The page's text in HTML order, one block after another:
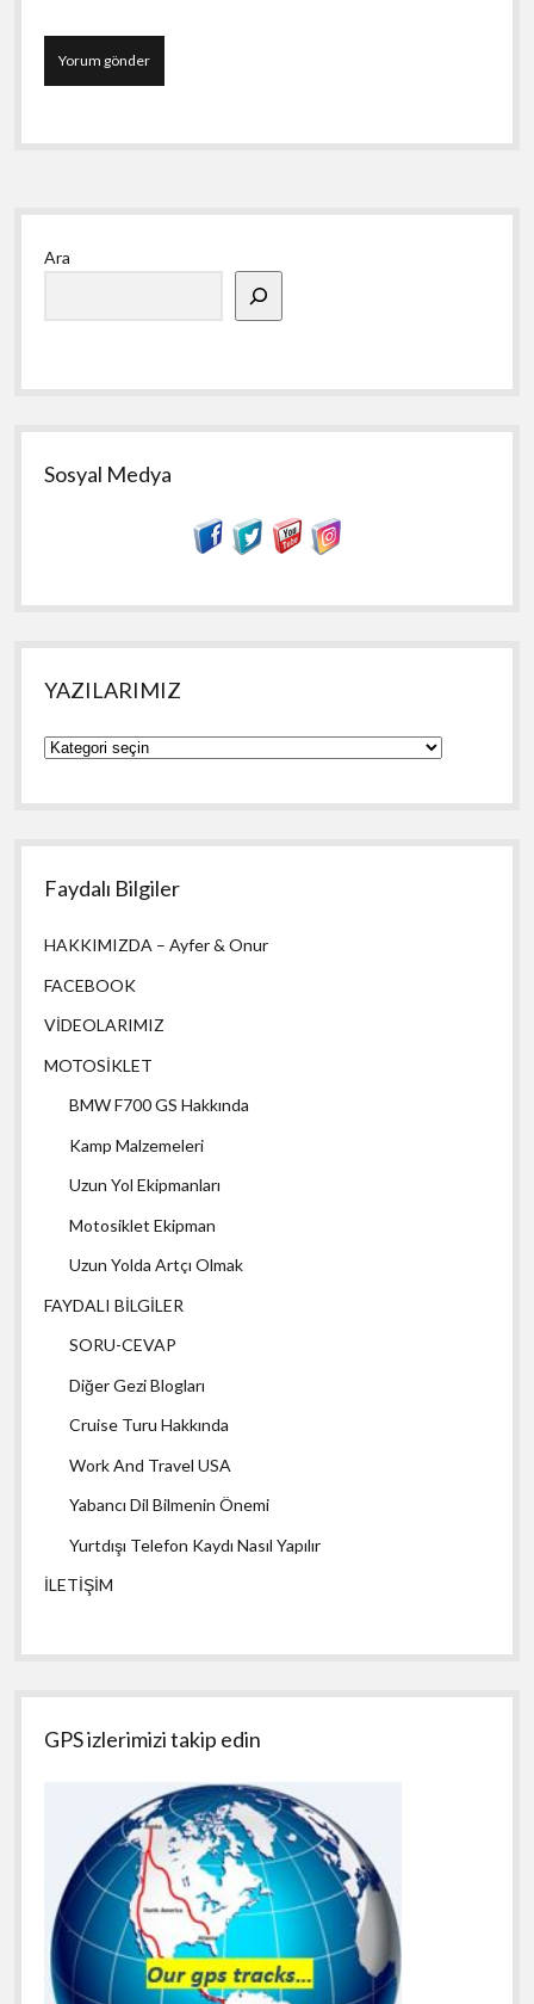
Yan
Menü
Ara
Sosyal Medya
YAZILARIMIZ
YAZILARIMIZ
Faydalı Bilgiler
HAKKIMIZDA – Ayfer & Onur
FACEBOOK
VİDEOLARIMIZ
MOTOSİKLET
BMW F700 GS Hakkında
Kamp Malzemeleri
Uzun Yol Ekipmanları
Motosiklet Ekipman
Uzun Yolda Artçı Olmak
FAYDALI BİLGİLER
SORU-CEVAP
Diğer Gezi Blogları
Cruise Turu Hakkında
Work And Travel USA
Yabancı Dil Bilmenin Önemi
Yurtdışı Telefon Kaydı Nasıl Yapılır
İLETİŞİM
GPS izlerimizi takip edin